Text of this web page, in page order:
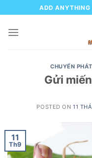
to
content
ADD ANYTHING
CHUYỂN
Gửi
POSTED ON11
11
Th9